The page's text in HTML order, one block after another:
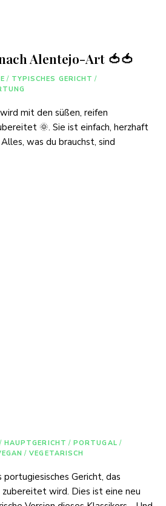
Alentejo-Art 🍅🍅
/ TYPISCHES GERICHT /
mit den süßen, reifen
🌞. Sie ist einfach, herzhaft
was du brauchst, sind
/ HAUPTGERICHT / PORTUGAL /
/ VEGETARISCH
Gericht, das
wird. Dies ist eine neu